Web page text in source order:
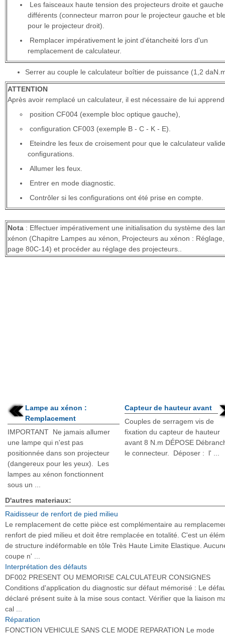
Les faisceaux haute tension des projecteurs droite et
différents (connecteur marron pour le projecteur gauche et
pour le projecteur droit).
Remplacer impérativement le joint d'étancheité lors d'un
remplacement de calculateur.
Serrer au couple le calculateur boîtier de puissance (1,2
ATTENTION
Après avoir remplacé un calculateur, il est nécessaire de lui
position CF004 (exemple bloc optique gauche),
configuration CF003 (exemple B - C - K - E).
Eteindre les feux de croisement pour que le calculateur
configurations.
Allumer les feux.
Entrer en mode diagnostic.
Contrôler si les configurations ont été prise en compte.
Nota : Effectuer impérativement une initialisation du système des
xénon (Chapitre Lampes au xénon, Projecteurs au xénon : Réglage,
page 80C-14) et procéder au réglage des projecteurs..
Lampe au xénon :
Remplacement
IMPORTANT Ne jamais allumer
une lampe qui n'est pas
positionnée dans son projecteur
(dangereux pour les yeux). Les
lampes au xénon fonctionnent
sous un ...
Capteur de hauteur avant
Couples de serragem vis de
fixation du capteur de hauteur
avant 8 N.m DÉPOSE
le connecteur. Déposer : l' ...
D'autres materiaux:
Raidisseur de renfort de pied milieu
Le remplacement de cette pièce est complémentaire au
renfort de pied milieu et doit être remplacée en totalité. C'est un
de structure indéformable en tôle Très Haute Limite Elastique.
coupe n' ...
Interprétation des défauts
DF002 PRESENT OU MEMORISE CALCULATEUR CONSIGNES
Conditions d'application du diagnostic sur défaut mémorisé : Le
déclaré présent suite à la mise sous contact. Vérifier que la liaison
cal ...
Réparation
FONCTION VEHICULE SANS CLE MODE REPARATION Le mode